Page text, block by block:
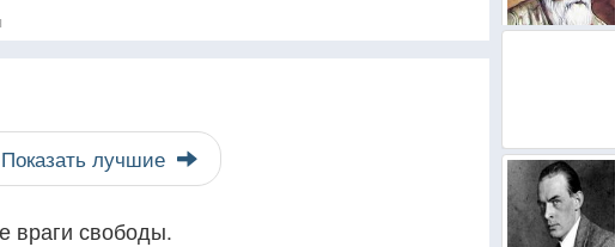
Показать лучшие
враги свободы.